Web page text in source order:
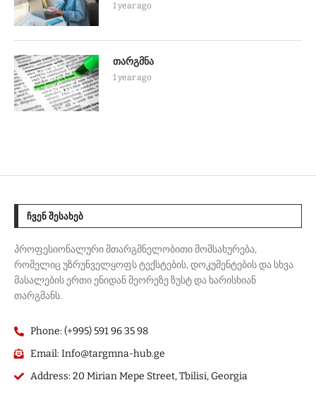
1 year ago
თარგმნა
1 year ago
ᲩᲕᲔᲜ ᲨᲔᲡᲐᲮᲔᲑ
პროფესიონალური მთარგმნელობითი მომსახურება,
რომელიც უზრუნველყოფს ტექსტების, დოკუმენტების და სხვა
მასალების ერთი ენიდან მეორეზე ზუსტ და ხარისხიან
თარგმანს.
Phone: (+995) 591 96 35 98
Email: Info@targmna-hub.ge
Address: 20 Mirian Mepe Street, Tbilisi, Georgia